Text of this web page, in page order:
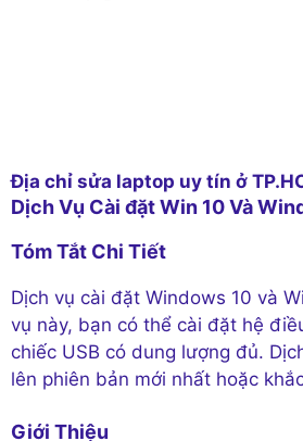
Địa chỉ sửa laptop uy tín ở
Dịch Vụ Cài đặt Win 10 Và
Tóm Tắt Chi Tiết
Dịch vụ cài đặt Windows 10 và
vụ này, bạn có thể cài đặt hệ
chiếc USB có dung lượng đủ.
lên phiên bản mới nhất hoặc
Giới Thiệu